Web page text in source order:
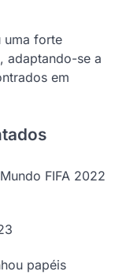
uma forte
adaptando-se a
em
FIFA 2022
papéis